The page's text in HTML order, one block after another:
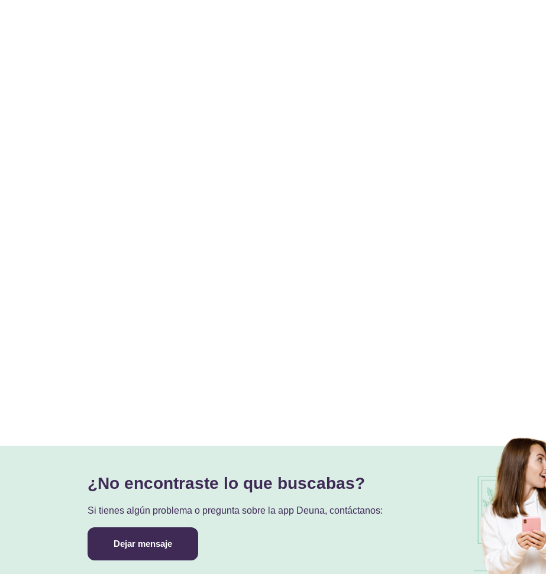
¿No encontraste lo que buscabas?
Si tienes algún problema o pregunta sobre la app Deuna, contáctanos:
Dejar mensaje